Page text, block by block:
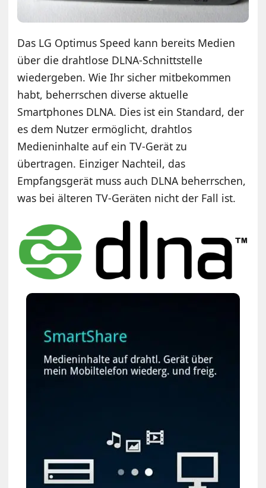
Das LG Optimus Speed kann bereits Medien
über die drahtlose DLNA-Schnittstelle
wiedergeben. Wie Ihr sicher mitbekommen
habt, beherrschen diverse aktuelle
Smartphones DLNA. Dies ist ein Standard, der
es dem Nutzer ermöglicht, drahtlos
Medieninhalte auf ein TV-Gerät zu
übertragen. Einziger Nachteil, das
Empfangsgerät muss auch DLNA beherrschen,
was bei älteren TV-Geräten nicht der Fall ist.